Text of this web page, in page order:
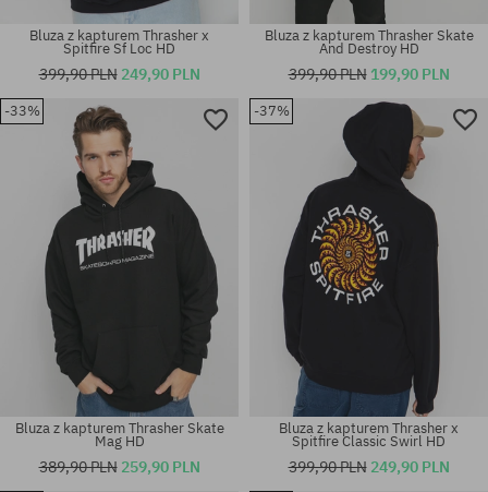
Dostępne rozmiary:
Dostępne rozmiary:
Bluza z kapturem Thrasher x
Spitfire Sf Loc HD
399,90 PLN 249,90 PLN
Bluza z kapturem Thrasher Skate
And Destroy HD
399,90 PLN 199,90 PLN
-33%
Bluza z kapturem Thrasher Skate
Mag HD
389,90 PLN 259,90 PLN
-37%
Bluza z kapturem Thrasher x
Spitfire Classic Swirl HD
399,90 PLN 249,90 PLN